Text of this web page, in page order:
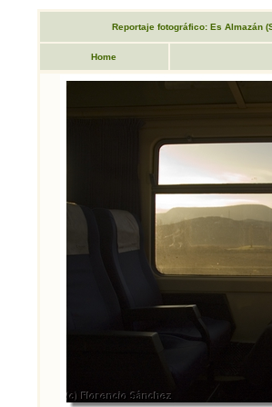
Reportaje fotográfico: Es Almazán
Home